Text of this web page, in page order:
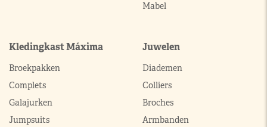
Mabel
Kledingkast Máxima
Broekpakken
Complets
Galajurken
Jumpsuits
Juwelen
Diademen
Colliers
Broches
Armbanden